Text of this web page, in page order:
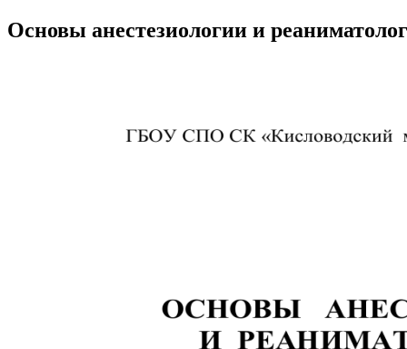
Основы анестезиологии и